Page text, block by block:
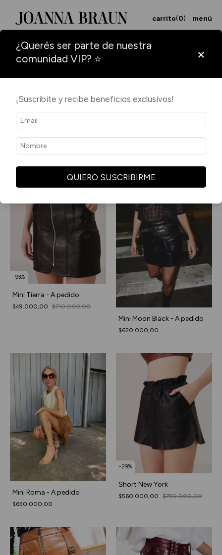
menú
carrito(0)
SKIRT & SHORTS
Filtrar y ordenar
-93%
Mini Tierra - A pedido
$49.000,00 $710.000,00
Mini Moon Black - A pedido
$620.000,00
Mini Roma - A pedido
$650.000,00
-29%
Short New York
$560.000,00 $790.000,00
¿Querés ser parte de nuestra
comunidad VIP? ⭐
×
¡Suscribite y recibe beneficios exclusivos!
QUIERO SUSCRIBIRME